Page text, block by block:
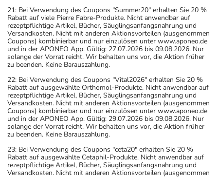
21: Bei Verwendung des Coupons "Summer20" erhalten Sie 20 %
Rabatt auf viele Pierre Fabre-Produkte. Nicht anwendbar auf
rezeptpflichtige Artikel, Bücher, Säuglingsanfangsnahrung und
Versandkosten. Nicht mit anderen Aktionsvorteilen (ausgenommen
Coupons) kombinierbar und nur einzulösen unter www.aponeo.de
und in der APONEO App. Gültig: 27.07.2026 bis 09.08.2026. Nur
solange der Vorrat reicht. Wir behalten uns vor, die Aktion früher
zu beenden. Keine Barauszahlung.
22: Bei Verwendung des Coupons "Vital2026" erhalten Sie 20 %
Rabatt auf ausgewählte Orthomol-Produkte. Nicht anwendbar auf
rezeptpflichtige Artikel, Bücher, Säuglingsanfangsnahrung und
Versandkosten. Nicht mit anderen Aktionsvorteilen (ausgenommen
Coupons) kombinierbar und nur einzulösen unter www.aponeo.de
und in der APONEO App. Gültig: 29.07.2026 bis 09.08.2026. Nur
solange der Vorrat reicht. Wir behalten uns vor, die Aktion früher
zu beenden. Keine Barauszahlung.
23: Bei Verwendung des Coupons "ceta20" erhalten Sie 20 %
Rabatt auf ausgewählte Cetaphil-Produkte. Nicht anwendbar auf
rezeptpflichtige Artikel, Bücher, Säuglingsanfangsnahrung und
Versandkosten. Nicht mit anderen Aktionsvorteilen (ausgenommen